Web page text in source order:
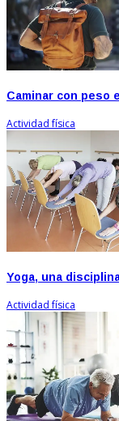
Caminar con peso
Actividad física
Yoga, una
Actividad física